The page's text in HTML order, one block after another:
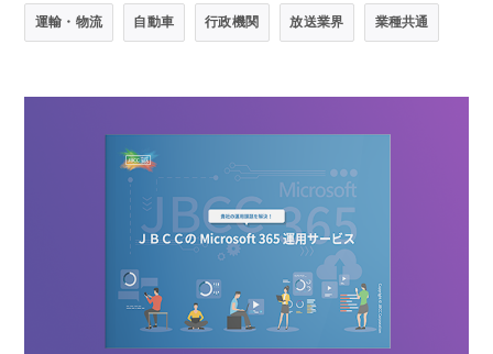
運輸・物流 自動車 行政機関 放送業界 業種共通